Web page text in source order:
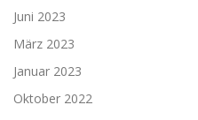
Juni 2023
März 2023
Januar 2023
Oktober 2022